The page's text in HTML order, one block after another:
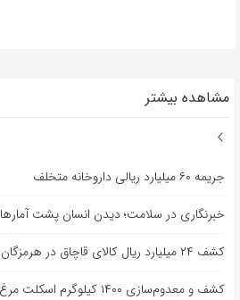
مشاهده بیشتر
جریمه ۶۰ میلیارد ریالی داروخانه متخلف
خبرنگاری در سلامت؛ دیدن انسان پشت آمارها
کشف ۲۴ میلیارد ریال کالای قاچاق در هرمزگان
کشف و معدوم‌سازی ۱۴۰۰ کیلوگرم اسکلت مرغ غیربهداشتی در قم